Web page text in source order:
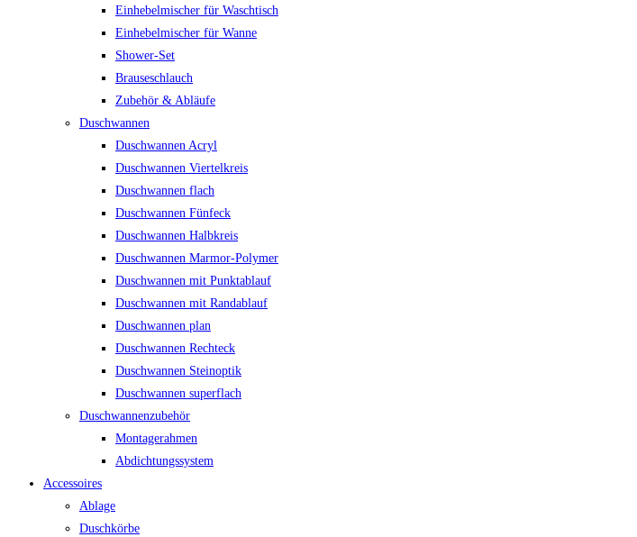
Einhebelmischer für Waschtisch
Einhebelmischer für Wanne
Shower-Set
Brauseschlauch
Zubehör & Abläufe
Duschwannen
Duschwannen Acryl
Duschwannen Viertelkreis
Duschwannen flach
Duschwannen Fünfeck
Duschwannen Halbkreis
Duschwannen Marmor-Polymer
Duschwannen mit Punktablauf
Duschwannen mit Randablauf
Duschwannen plan
Duschwannen Rechteck
Duschwannen Steinoptik
Duschwannen superflach
Duschwannenzubehör
Montagerahmen
Abdichtungssystem
Accessoires
Ablage
Duschkörbe